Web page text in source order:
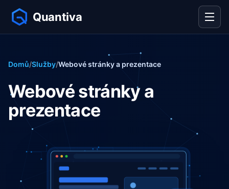
Domů/Služby/Webové stránky a prezentace
Webové stránky a
prezentace